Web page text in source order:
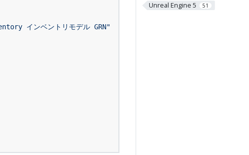
Unreal Engine 5 51
インベントリモデル GRN"